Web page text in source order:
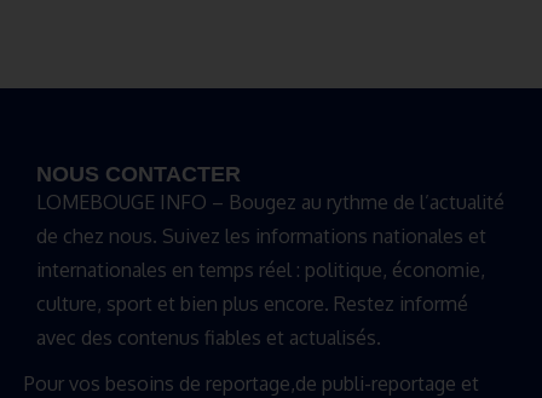
NOUS CONTACTER
LOMEBOUGE INFO – Bougez au rythme de l’actualité
de chez nous. Suivez les informations nationales et
internationales en temps réel : politique, économie,
culture, sport et bien plus encore. Restez informé
avec des contenus fiables et actualisés.
Pour vos besoins de reportage,de publi-reportage et